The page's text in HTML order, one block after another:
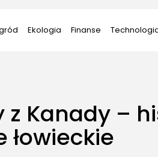
Ekologia Finanse
z Kanady –
łowieckie